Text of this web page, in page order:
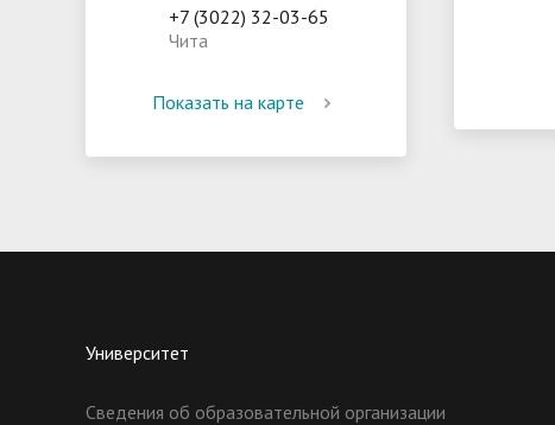
+7 (3022) 32-03-65
Чита
Показать на карте
Университет
Сведения об образовательной организации